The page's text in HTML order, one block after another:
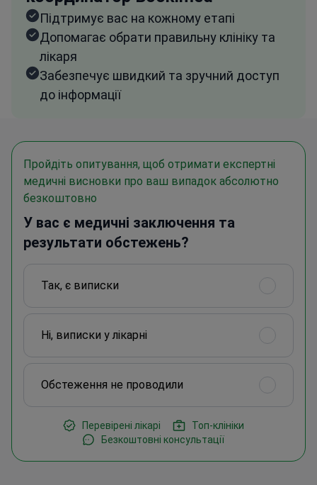
Підтримує вас на кожному етапі
Допомагає обрати правильну клініку та
лікаря
Забезпечує швидкий та зручний доступ
до інформації
Пройдіть опитування, щоб отримати експертні
медичні висновки про ваш випадок абсолютно
безкоштовно
У вас є медичні заключення та
результати обстежень?
Так, є виписки
Ні, виписки у лікарні
Обстеження не проводили
Перевірені лікарі
Топ-клініки
Безкоштовні консультації